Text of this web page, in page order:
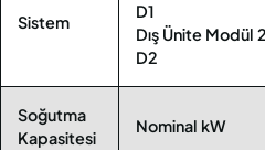
Sistem
D1
Dış Ünite Modül 2
D2
Soğutma
Kapasitesi
Nominal kW